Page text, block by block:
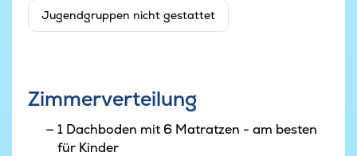
Jugendgruppen nicht gestattet
Zimmerverteilung
1 Dachboden mit 6 Matratzen - am besten
für Kinder